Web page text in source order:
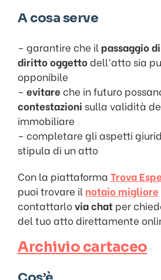
A cosa serve
– garantire che il passaggio
diritto oggettodell’atto sia
opponibile
– evitare che in futuro
contestazioni sulla validità
immobiliare
– completare gli aspetti
stipula di un atto
Con la piattaforma Trova
puoi trovare il notaio migliore
contattarlovia chat per
del tuo atto direttamente
Archivio cartaceo